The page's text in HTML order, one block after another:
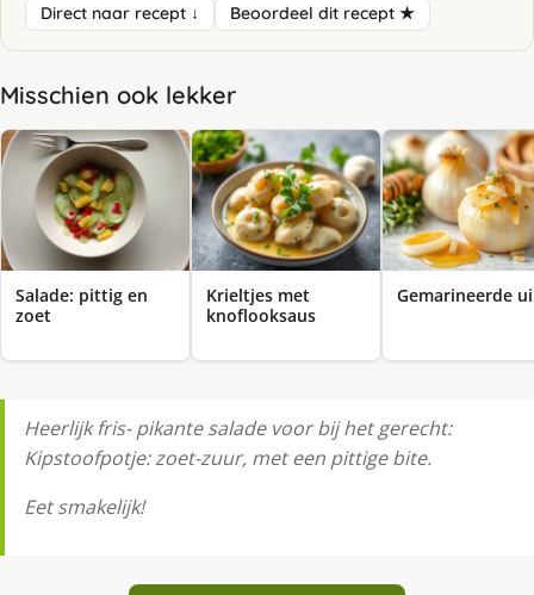
Direct naar recept ↓ Beoordeel dit recept ★
Misschien ook lekker
Salade: pittig en
zoet
Krieltjes met
knoflooksaus
Gemarineerde ui
Heerlijk fris- pikante salade voor bij het gerecht:
Kipstoofpotje: zoet-zuur, met een pittige bite.
Eet smakelijk!